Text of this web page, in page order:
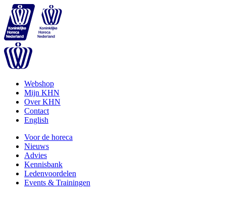
Webshop
Mijn KHN
Over KHN
Contact
English
Voor de horeca
Nieuws
Advies
Kennisbank
Ledenvoordelen
Events & Trainingen